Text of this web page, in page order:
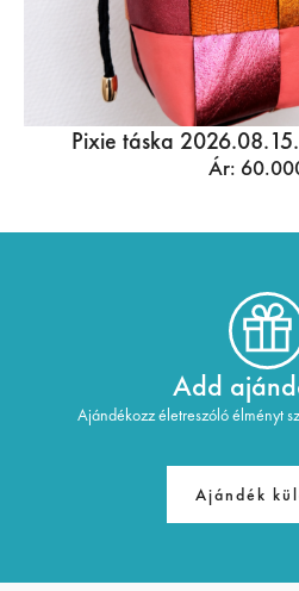
Pixie táska
Ár:
Add
Ajándékozz életreszóló élményt
Ajándék